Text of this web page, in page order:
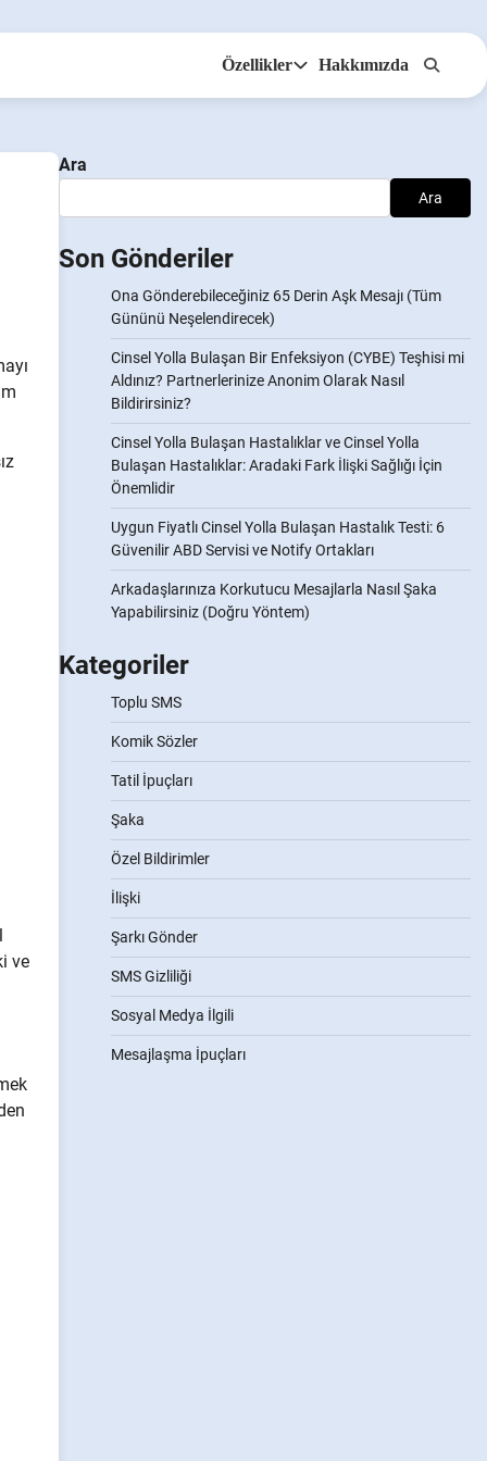
Özellikler Hakkımızda
ve
Ara
Ara
Son Gönderiler
Ona Gönderebileceğiniz 65 Derin Aşk Mesajı (Tüm
Gününü Neşelendirecek)
Cinsel Yolla Bulaşan Bir Enfeksiyon (CYBE) Teşhisi mi
Aldınız? Partnerlerinize Anonim Olarak Nasıl
Bildirirsiniz?
Cinsel Yolla Bulaşan Hastalıklar ve Cinsel Yolla
Bulaşan Hastalıklar: Aradaki Fark İlişki Sağlığı İçin
Önemlidir
Uygun Fiyatlı Cinsel Yolla Bulaşan Hastalık Testi: 6
Güvenilir ABD Servisi ve Notify Ortakları
Arkadaşlarınıza Korkutucu Mesajlarla Nasıl Şaka
Yapabilirsiniz (Doğru Yöntem)
Kategoriler
Toplu SMS
Komik Sözler
Tatil İpuçları
Şaka
Özel Bildirimler
İlişki
Şarkı Gönder
SMS Gizliliği
Sosyal Medya İlgili
Mesajlaşma İpuçları